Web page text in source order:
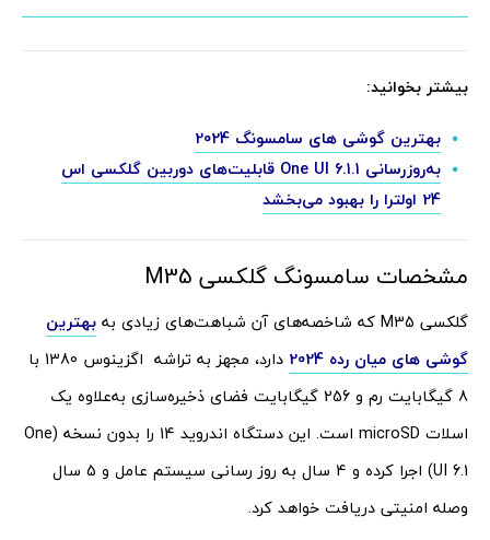
بیشتر بخوانید:
بهترین گوشی های سامسونگ 2024
به‌روزرسانی One UI 6.1.1 قابلیت‌های دوربین گلکسی اس
24 اولترا را بهبود می‌بخشد
مشخصات سامسونگ گلکسی M35
گلکسی M35 که شاخصه‌های آن شباهت‌های زیادی به
بهترین
گوشی های میان رده 2024
دارد، مجهز به تراشه اگزینوس 1380 با
8 گیگابایت رم و 256 گیگابایت فضای ذخیره‌سازی به‌علاوه یک
اسلات microSD است. این دستگاه اندروید 14 را بدون نسخه (One
UI 6.1) اجرا کرده و 4 سال به روز رسانی سیستم عامل و 5 سال
وصله امنیتی دریافت خواهد کرد.